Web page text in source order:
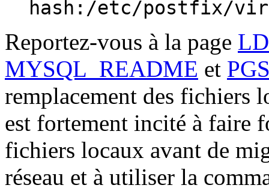
hash:/etc/postfix/
Reportez-vous à la page
MYSQL_README et
remplacement des fichiers
est fortement incité à faire
fichiers locaux avant de
réseau et à utiliser la